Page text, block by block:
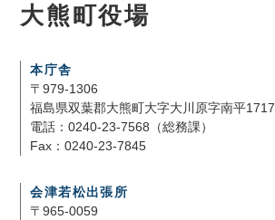
大熊町役場
本庁舎
〒979-1306
福島県双葉郡大熊町大字大川原字南平1717
電話：0240-23-7568（総務課）
Fax：0240-23-7845
会津若松出張所
〒965-0059